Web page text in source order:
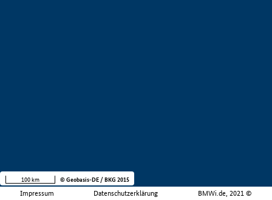
Impressum Datenschutzerklärung BMWi.de, 2021 ©
100 km © Geobasis-DE / BKG 2015